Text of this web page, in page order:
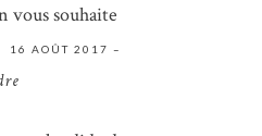
and website in
next time I
vous souhaite
16 AOÛT 2017 –